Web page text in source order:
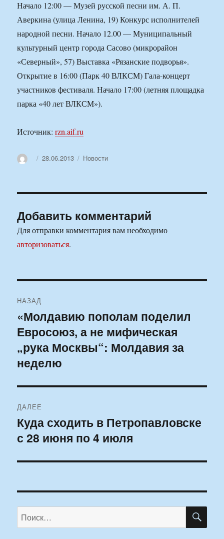
Начало 12:00 — Музей русской песни им. А. П.
Аверкина (улица Ленина, 19) Конкурс исполнителей
народной песни. Начало 12.00 — Муниципальный
культурный центр города Сасово (микрорайон
«Северный», 57) Выставка «Рязанские подворья».
Открытие в 16:00 (Парк 40 ВЛКСМ) Гала-концерт
участников фестиваля. Начало 17:00 (летняя площадка
парка «40 лет ВЛКСМ»).
Источник:rzn.aif.ru
АвторОпубликовано
28.06.2013 Рубрики
Новости
Добавить комментарий
Для отправки комментария вам необходимо
авторизоваться.
по
записям
НАЗАД
Предыдущая
запись:
«Молдавию пополам поделил
Евросоюз, а не мифическая
„рука Москвы“: Молдавия за
неделю
ДАЛЕЕ
Следующая
запись:
Куда сходить в Петропавловске
с 28 июня по 4 июля
Искать: